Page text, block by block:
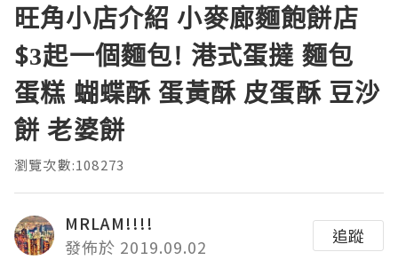
旺角小店介紹 小麥廊麵飽餅店
$3起一個麵包! 港式蛋撻 麵包
蛋糕 蝴蝶酥 蛋黃酥 皮蛋酥 豆沙
餅 老婆餅
瀏覽次數:108273
MRLAM!!!!
發佈於 2019.09.02
追蹤